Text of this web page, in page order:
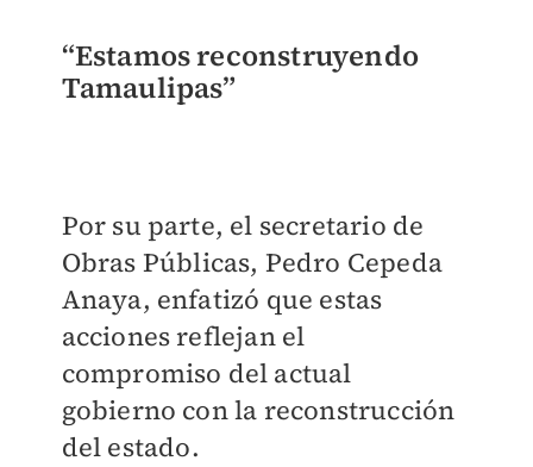
“Estamos reconstruyendo
Tamaulipas”
Por su parte, el secretario de
Obras Públicas, Pedro Cepeda
Anaya, enfatizó que estas
acciones reflejan el
compromiso del actual
gobierno con la reconstrucción
del estado.